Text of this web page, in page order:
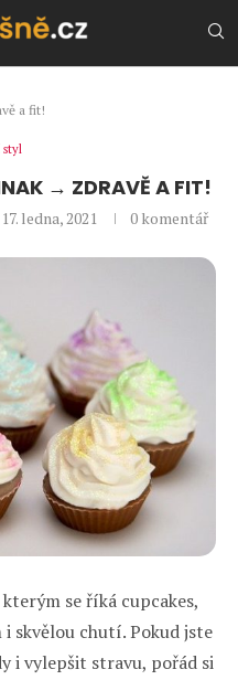
a fit!
→ ZDRAVĚ A FIT!
17. ledna, 2021 0 komentář
se říká cupcakes,
skvělou chutí. Pokud jste
i vylepšit stravu, pořád si